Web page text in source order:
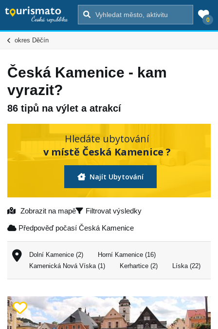
0
okres Děčín
Česká Kamenice - kam
vyrazit?
86 tipů na výlet a atrakcí
Hledáte ubytování
v místě Česká Kamenice ?
Najít Ubytování
Zobrazit na mapě Filtrovat výsledky
Předpověď počasí Česká Kamenice
Dolní Kamenice (2)
Horní Kamenice (16)
Kamenická Nová Víska (1)
Kerhartice (2) Líska (22)